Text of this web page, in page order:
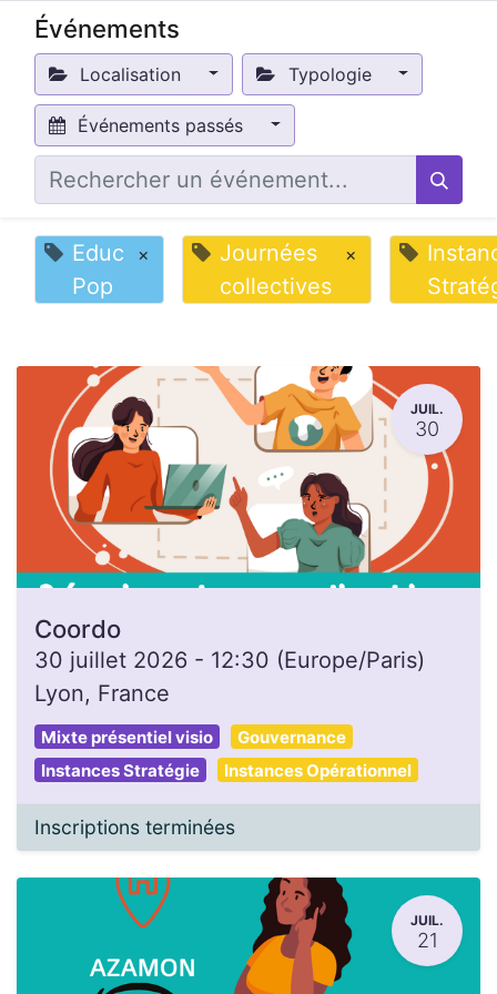
Événements
Localisation Typologie
Événements passés
Educ
Pop
×
Journées
collectives
×
JUIL.
30
Coordo
30 juillet 2026 - 12:30 (Europe/Paris)
Lyon, France
Mixte présentiel visio
Gouvernance
Instances Stratégie
Instances Opérationnel
Inscriptions terminées
JUIL.
21